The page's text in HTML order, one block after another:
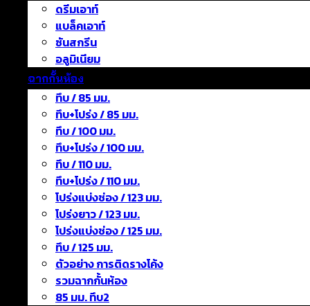
ดรีมเอาท์
แบล็คเอาท์
ซันสกรีน
อลูมิเนียม
ฉากกั้นห้อง
ทึบ / 85 มม.
ทึบ+โปร่ง / 85 มม.
ทึบ / 100 มม.
ทึบ+โปร่ง / 100 มม.
ทึบ / 110 มม.
ทึบ+โปร่ง / 110 มม.
โปร่งแบ่งช่อง / 123 มม.
โปร่งยาว / 123 มม.
โปร่งแบ่งช่อง / 125 มม.
ทึบ / 125 มม.
ตัวอย่าง การติดรางโค้ง
รวมฉากกั้นห้อง
85 มม. ทึบ2